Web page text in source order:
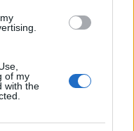
of my
with the
προορισμούς υπό